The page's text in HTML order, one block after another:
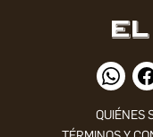
QUIÉNES